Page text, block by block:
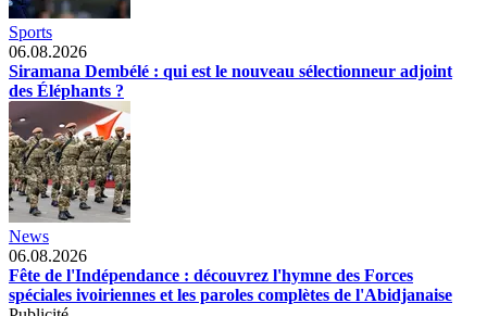
Sports
06.08.2026
Siramana Dembélé : qui est le nouveau sélectionneur adjoint
des Éléphants ?
News
06.08.2026
Fête de l'Indépendance : découvrez l'hymne des Forces
spéciales ivoiriennes et les paroles complètes de l'Abidjanaise